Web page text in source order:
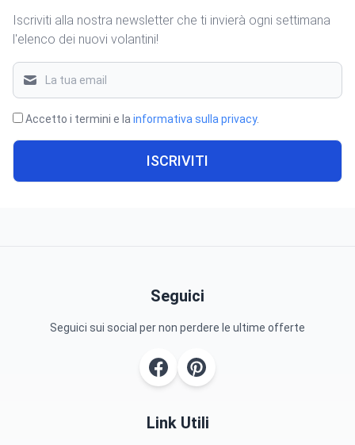
Iscriviti alla nostra newsletter che ti invierà ogni settimana
l'elenco dei nuovi volantini!
Accetto i termini e la informativa sulla privacy.
ISCRIVITI
Seguici
Seguici sui social per non perdere le ultime offerte
Link Utili